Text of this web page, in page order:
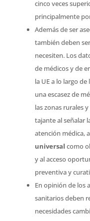
cinco veces
principalmente
Además de ser
también deben
necesiten. Los
de médicos y de
la UE a lo largo
una escasez de
las zonas rurales
tajante al señalar
atención médica,
universal como
y al acceso
preventiva y
En opinión de los
sanitarios deben
necesidades